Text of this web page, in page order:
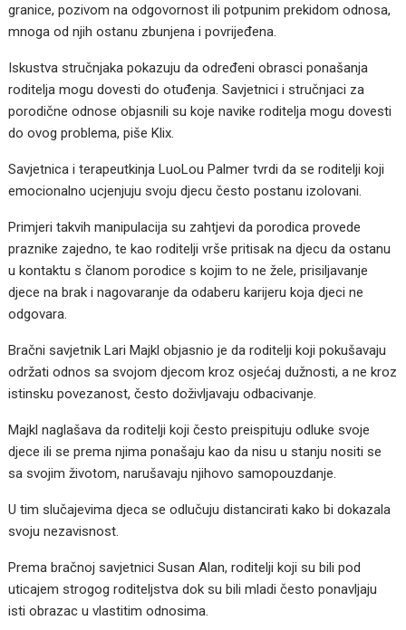
granice, pozivom na odgovornost ili potpunim prekidom odnosa,
mnoga od njih ostanu zbunjena i povrijeđena.
Iskustva stručnjaka pokazuju da određeni obrasci ponašanja
roditelja mogu dovesti do otuđenja. Savjetnici i stručnjaci za
porodične odnose objasnili su koje navike roditelja mogu dovesti
do ovog problema, piše Klix.
Savjetnica i terapeutkinja LuoLou Palmer tvrdi da se roditelji koji
emocionalno ucjenjuju svoju djecu često postanu izolovani.
Primjeri takvih manipulacija su zahtjevi da porodica provede
praznike zajedno, te kao roditelji vrše pritisak na djecu da ostanu
u kontaktu s članom porodice s kojim to ne žele, prisiljavanje
djece na brak i nagovaranje da odaberu karijeru koja djeci ne
odgovara.
Bračni savjetnik Lari Majkl objasnio je da roditelji koji pokušavaju
održati odnos sa svojom djecom kroz osjećaj dužnosti, a ne kroz
istinsku povezanost, često doživljavaju odbacivanje.
Majkl naglašava da roditelji koji često preispituju odluke svoje
djece ili se prema njima ponašaju kao da nisu u stanju nositi se
sa svojim životom, narušavaju njihovo samopouzdanje.
U tim slučajevima djeca se odlučuju distancirati kako bi dokazala
svoju nezavisnost.
Prema bračnoj savjetnici Susan Alan, roditelji koji su bili pod
uticajem strogog roditeljstva dok su bili mladi često ponavljaju
isti obrazac u vlastitim odnosima.